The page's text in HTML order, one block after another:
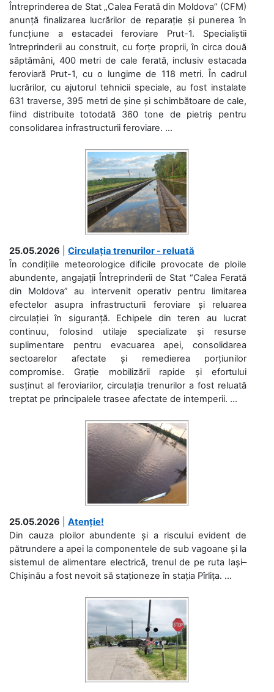
Întreprinderea de Stat „Calea Ferată din Moldova” (CFM)
anunță finalizarea lucrărilor de reparație și punerea în
funcțiune a estacadei feroviare Prut-1. Specialiștii
întreprinderii au construit, cu forțe proprii, în circa două
săptămâni, 400 metri de cale ferată, inclusiv estacada
feroviară Prut-1, cu o lungime de 118 metri. În cadrul
lucrărilor, cu ajutorul tehnicii speciale, au fost instalate
631 traverse, 395 metri de șine și schimbătoare de cale,
fiind distribuite totodată 360 tone de pietriș pentru
consolidarea infrastructurii feroviare. ...
25.05.2026
Circulația trenurilor - reluată
În condițiile meteorologice dificile provocate de ploile
abundente, angajații Întreprinderii de Stat “Calea Ferată
din Moldova” au intervenit operativ pentru limitarea
efectelor asupra infrastructurii feroviare și reluarea
circulației în siguranță. Echipele din teren au lucrat
continuu, folosind utilaje specializate și resurse
suplimentare pentru evacuarea apei, consolidarea
sectoarelor afectate și remedierea porțiunilor
compromise. Grație mobilizării rapide și efortului
susținut al feroviarilor, circulația trenurilor a fost reluată
treptat pe principalele trasee afectate de intemperii. ...
25.05.2026
Atenție!
Din cauza ploilor abundente și a riscului evident de
pătrundere a apei la componentele de sub vagoane și la
sistemul de alimentare electrică, trenul de pe ruta Iași–
Chișinău a fost nevoit să staționeze în stația Pîrlița. ...